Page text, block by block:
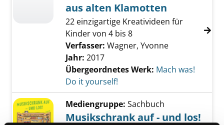
aus alten Klamotten
22 einzigartige Kreativideen für
Kinder von 4 bis 8
Verfasser: Wagner, Yvonne
Jahr: 2017
Übergeordnetes Werk: Mach was!
Do it yourself!
Mediengruppe: Sachbuch
Musikschrank auf - und los!